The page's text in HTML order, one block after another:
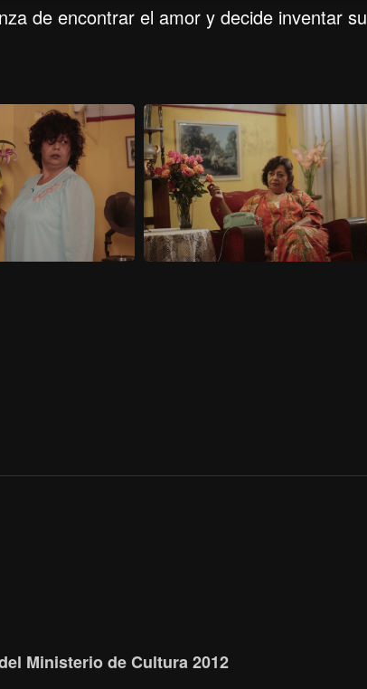
de encontrar el amor y decide inventar su
Ministerio de Cultura 2012